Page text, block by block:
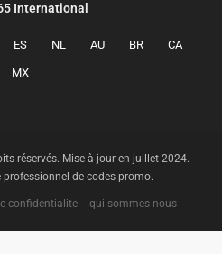
International
ES NL AU BR CA
MX
réservés. Mise à jour en juillet 2024.
de codes promo.
confidentialite qui-sommes-nous